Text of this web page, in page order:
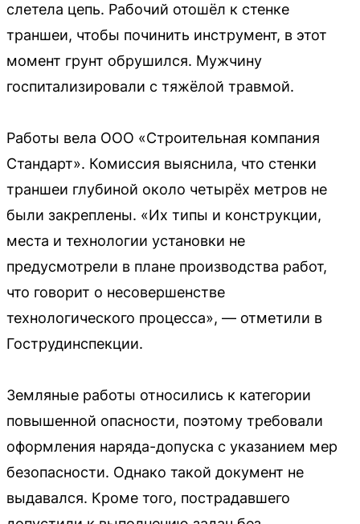
слетела цепь. Рабочий отошёл к стенке
траншеи, чтобы починить инструмент, в этот
момент грунт обрушился. Мужчину
госпитализировали с тяжёлой травмой.
Работы вела ООО «Строительная компания
Стандарт». Комиссия выяснила, что стенки
траншеи глубиной около четырёх метров не
были закреплены. «Их типы и конструкции,
места и технологии установки не
предусмотрели в плане производства работ,
что говорит о несовершенстве
технологического процесса», — отметили в
Гострудинспекции.
Земляные работы относились к категории
повышенной опасности, поэтому требовали
оформления наряда-допуска с указанием мер
безопасности. Однако такой документ не
выдавался. Кроме того, пострадавшего